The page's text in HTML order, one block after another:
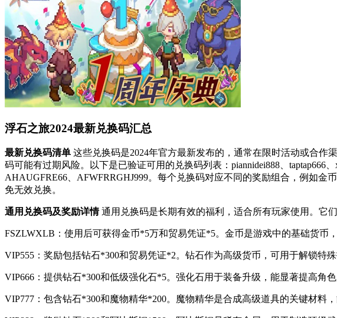
浮石之旅2024最新兑换码汇总
最新兑换码清单 这些兑换码是2024年官方最新发布的，通常在限时活动或合
码可能有过期风险。以下是已验证可用的兑换码列表：piannidei888、taptap666
AHAUGFRE66、AFWFRRGHJ999。每个兑换码对应不同的奖励组合，例如
免无效兑换。
通用兑换码及奖励详情通用兑换码是长期有效的福利，适合所有玩家使用。它
FSZLWXLB：使用后可获得金币*5万和贸易凭证*5。金币是游戏中的基础货币
VIP555：奖励包括钻石*300和贸易凭证*2。钻石作为高级货币，可用于解锁特
VIP666：提供钻石*300和低级强化石*5。强化石用于装备升级，能显著提高角
VIP777：包含钻石*300和魔物精华*200。魔物精华是合成高级道具的关键材料